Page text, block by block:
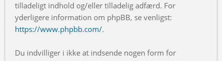
tilladeligt indhold og/eller tilladelig adfærd. For
yderligere information om phpBB, se venligst:
https://www.phpbb.com/.
Du indvilliger i ikke at indsende nogen form for